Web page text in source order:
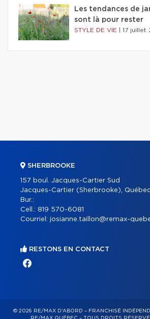
Les tendances de
sont là pour rester
STYLE DE VIE 17 juillet
SHERBROOKE
157 boul. Jacques-Cartier Sud
Jacques-Cartier (Sherbrooke),
Bur.:
Cell.: 819 570-6081
Courriel: josianne.taillon@remax-
RESTONS EN CONTACT
© 2026 RE/MAX D'ABORD – FRANCHISÉ
RE/MAX QUÉBEC – TOUS DROITS